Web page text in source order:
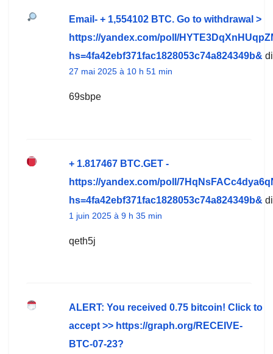
Email- + 1,554102 BTC. Go to withdrawal >
https://yandex.com/poll/
hs=4fa42ebf371fac1828053c74a824349b&
27 mai 2025 à 10 h 51 min
69sbpe
+ 1.817467 BTC.GET -
https://yandex.com/poll/
hs=4fa42ebf371fac1828053c74a824349b&
1 juin 2025 à 9 h 35 min
qeth5j
ALERT: You received 0.75 bitcoin! Click to
accept >> https://graph.org/RECEIVE-
BTC-07-23?